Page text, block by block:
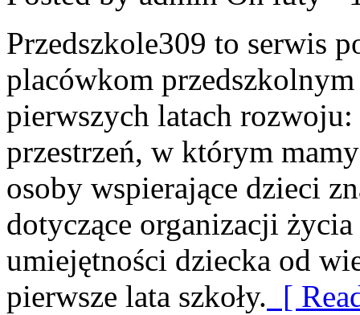
Przedszkole309 to serwis
placówkom
pierwszych latach
przestrzeń, w którym
osoby wspierające dzieci
dotyczące organizacji
umiejętności dziecka od
pierwsze lata szkoły. [